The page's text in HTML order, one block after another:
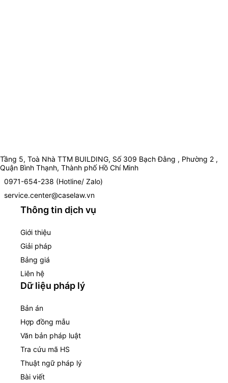
Tầng 5, Toà Nhà TTM BUILDING, Số 309 Bạch Đằng , Phường 2 ,
Quận Bình Thạnh, Thành phố Hồ Chí Minh
0971-654-238 (Hotline/ Zalo)
service.center@caselaw.vn
Thông tin dịch vụ
Giới thiệu
Giải pháp
Bảng giá
Liên hệ
Dữ liệu pháp lý
Bản án
Hợp đồng mẫu
Văn bản pháp luật
Tra cứu mã HS
Thuật ngữ pháp lý
Bài viết